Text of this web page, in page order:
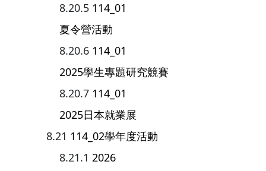
114_01
夏令營活動
114_01
2025學生專題研究競賽
114_01
2025日本就業展
114_02學年度活動
2026